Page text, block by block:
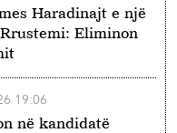
Haradinajt e një
Eliminon
në kandidatë
19:06